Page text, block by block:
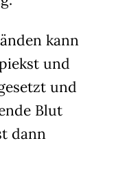
kann
und
und
Blut
dann